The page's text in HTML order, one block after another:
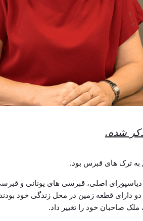
شده.
بود و دو دیاسپورای اصلی، قبرسی های یونانی و
دارای قطعه زمین در محل زندگی خود
صاحبان خود را تغییر داد.